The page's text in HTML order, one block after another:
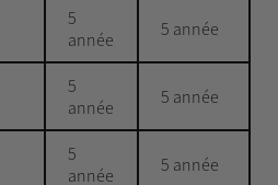
5
année
5 année
5
année
5 année
5
année
5 année